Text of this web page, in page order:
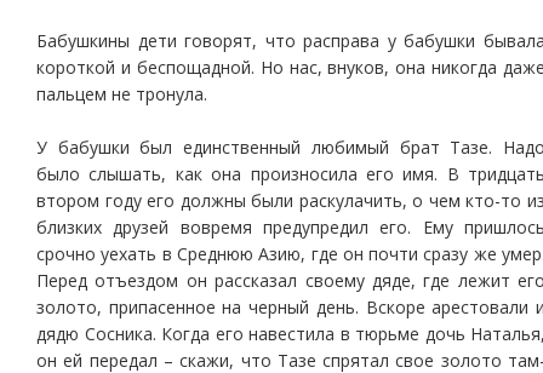
Бабушкины дети говорят, что расправа у бабушки
короткой и беспощадной. Но нас, внуков, она никогда
пальцем не тронула.
У бабушки был единственный любимый брат Тазе.
было слышать, как она произносила его имя. В
втором году его должны были раскулачить, о чем кто-то
близких друзей вовремя предупредил его. Ему
срочно уехать в Среднюю Азию, где он почти сразу же
Перед отъездом он рассказал своему дяде, где лежит
золото, припасенное на черный день. Вскоре арестовали
дядю Сосника. Когда его навестила в тюрьме дочь
он ей передал – скажи, что Тазе спрятал свое золото